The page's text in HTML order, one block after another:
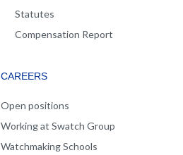
Statutes
Compensation Report
CAREERS
Open positions
Working at Swatch Group
Watchmaking Schools